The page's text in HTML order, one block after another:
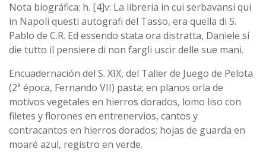
Nota biográfica: h. [4]v: La libreria in cui serbavansi qui
in Napoli questi autografi del Tasso, era quella di S.
Pablo de C.R. Ed essendo stata ora distratta, Daniele si
die tutto il pensiere di non fargli uscir delle sue mani.
Encuadernación del S. XIX, del Taller de Juego de Pelota
(2ª época, Fernando VII) pasta; en planos orla de
motivos vegetales en hierros dorados, lomo liso con
filetes y florones en entrenervios, cantos y
contracantos en hierros dorados; hojas de guarda en
moaré azul, registro en verde.